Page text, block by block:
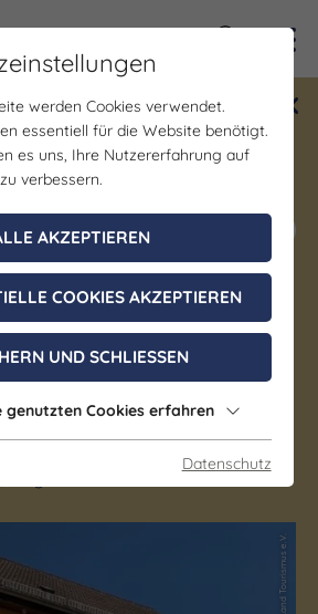
Date mit Saale-
vom 1.7. - 18.12.
Jetzt mitmachen
& Pension "Stadt
Sulza"
Bad Sulza
werden Cookies verwendet.
essentiell für die Website benötigt.
es uns, Ihre Nutzererfahrung auf
verbessern.
AKZEPTIEREN
COOKIES AKZEPTIEREN
UND SCHLIESSEN
genutzten Cookies erfahren
Datenschutz